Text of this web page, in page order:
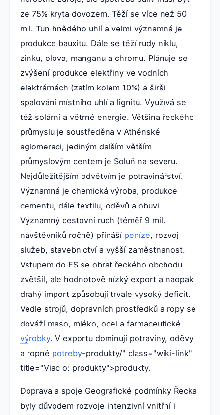
ze 75% kryta dovozem. Těží se více než 50
mil. Tun hnědého uhlí a velmi významná je
produkce bauxitu. Dále se těží rudy niklu,
zinku, olova, manganu a chromu. Plánuje se
zvýšení produkce elektřiny ve vodních
elektrárnách (zatím kolem 10%) a širší
spalování místního uhlí a lignitu. Využívá se
též solární a větrné energie. Většina řeckého
průmyslu je soustředěna v Athénské
aglomeraci, jediným dalším větším
průmyslovým centem je Soluň na severu.
Nejdůležitějším odvětvím je potravinářství.
Významná je chemická výroba, produkce
cementu, dále textilu, oděvů a obuvi.
Významný cestovní ruch (téměř 9 mil.
návštěvníků ročně) přináší peníze, rozvoj
služeb, stavebnictví a vyšší zaměstnanost.
Vstupem do ES se obrat řeckého obchodu
zvětšil, ale hodnotově nízký export a naopak
drahý import způsobují trvale vysoký deficit.
Vedle strojů, dopravních prostředků a ropy se
dováží maso, mléko, ocel a farmaceutické
výrobky. V exportu dominují potraviny, oděvy
a ropné potreby-produkty/" class="wiki-link"
title="Viac o: produkty">produkty.
Doprava a spoje Geografické podmínky Řecka
byly důvodem rozvoje intenzivní vnitřní i